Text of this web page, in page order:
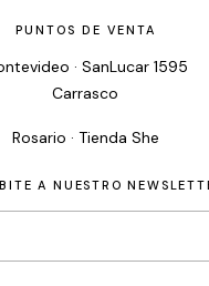
PUNTOS DE VENTA
· SanLucar 1595
Carrasco
Rosario · Tienda She
A NUESTRO